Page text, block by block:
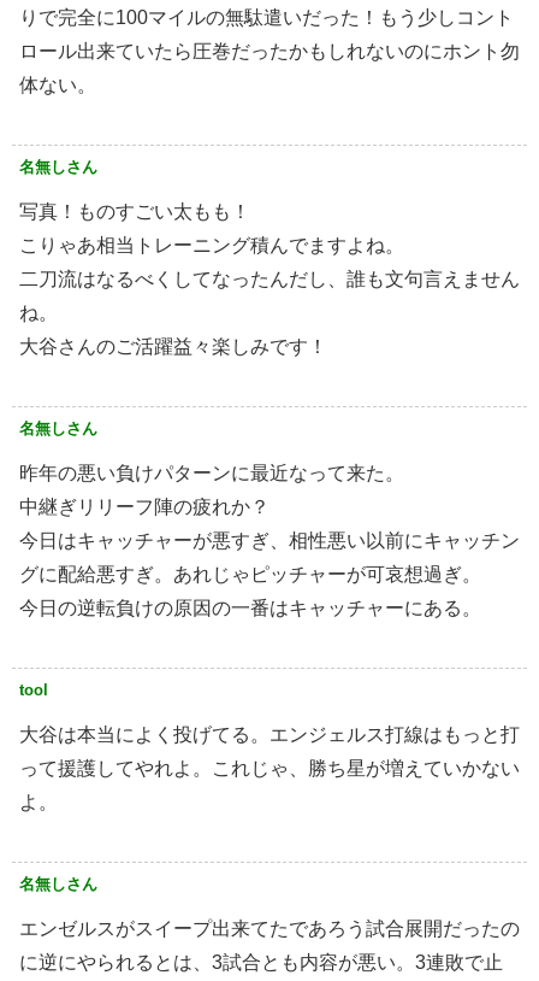
りで完全に100マイルの無駄遣いだった！もう少しコント
ロール出来ていたら圧巻だったかもしれないのにホント勿
体ない。
名無しさん
写真！ものすごい太もも！
こりゃあ相当トレーニング積んでますよね。
二刀流はなるべくしてなったんだし、誰も文句言えません
ね。
大谷さんのご活躍益々楽しみです！
名無しさん
昨年の悪い負けパターンに最近なって来た。
中継ぎリリーフ陣の疲れか？
今日はキャッチャーが悪すぎ、相性悪い以前にキャッチン
グに配給悪すぎ。あれじゃピッチャーが可哀想過ぎ。
今日の逆転負けの原因の一番はキャッチャーにある。
tool
大谷は本当によく投げてる。エンジェルス打線はもっと打
って援護してやれよ。これじゃ、勝ち星が増えていかない
よ。
名無しさん
エンゼルスがスイープ出来てたであろう試合展開だったの
に逆にやられるとは、3試合とも内容が悪い。3連敗で止